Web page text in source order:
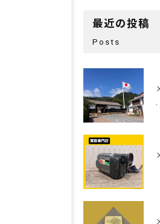
最近の投稿
Posts